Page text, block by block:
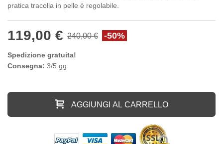
pratica tracolla in pelle è regolabile.
119,00 € 240,00 € -50%
Spedizione gratuita!
Consegna: 3/5 gg
AGGIUNGI AL CARRELLO